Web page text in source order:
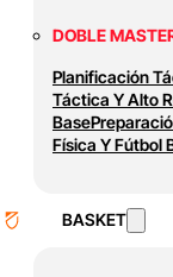
DOBLE
Planificación
Táctica Y Alto
Base
Física Y Fútbol
BASKET